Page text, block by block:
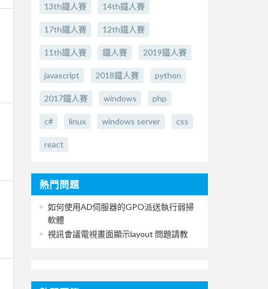
13th鐵人賽 14th鐵人賽
17th鐵人賽 12th鐵人賽
11th鐵人賽 鐵人賽 2019鐵人賽
javascript 2018鐵人賽 python
2017鐵人賽 windows php
c# linux windows server css
react
熱門問題
如何使用AD伺服器的GPO派送執行弱掃
軟體
視訊會議電視畫面顯示layout 問題請教